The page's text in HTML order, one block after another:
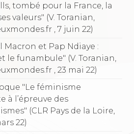
tombé pour la France, la
valeurs" (V. Toranian,
, 7 juin 22)
Macron et Pap Ndiaye :
le funambule" (V. Toranian,
, 23 mai 22)
"Le féminisme
à l’épreuve des
(CLR Pays de la Loire,
22)